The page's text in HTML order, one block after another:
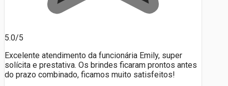
5.0/5
Excelente atendimento da funcionária Emily, super
solícita e prestativa. Os brindes ficaram prontos antes
do prazo combinado, ficamos muito satisfeitos!